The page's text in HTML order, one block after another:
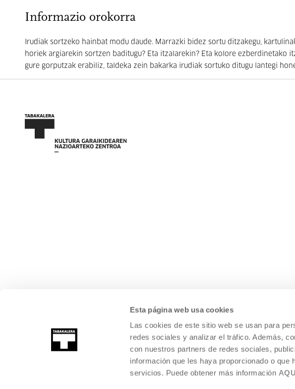
Esta página web usa cookies
Las cookies de este sitio web se usan para
redes sociales y analizar el tráfico. Además,
con nuestros partners de redes sociales,
información que les haya proporcionado o
servicios. Puede obtener más información
Informazio orokorra
Irudiak sortzeko hainbat modu daude. Marrazki bidez sortu ditzakegu,
horiek argiarekin sortzen baditugu? Eta itzalarekin? Eta kolore ezberdinetako
gure gorputzak erabiliz, taldeka zein bakarka irudiak sortuko ditugu lantegi